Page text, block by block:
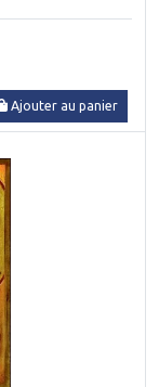
Ajouter au panier